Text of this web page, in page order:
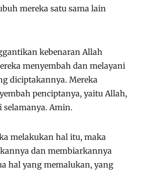
mereka satu sama lain
kebenaran Allah
menyembah dan melayani
diciptakannya. Mereka
penciptanya, yaitu Allah,
Amin.
melakukan hal itu, maka
dan membiarkannya
hal yang memalukan, yang